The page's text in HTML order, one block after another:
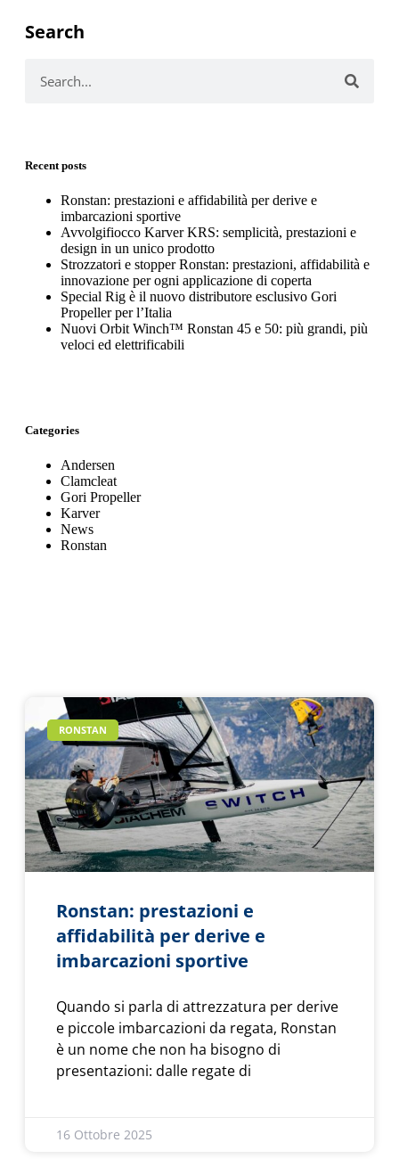
Search
Recent posts
Ronstan: prestazioni e affidabilità per derive e
imbarcazioni sportive
Avvolgifiocco Karver KRS: semplicità, prestazioni e
design in un unico prodotto
Strozzatori e stopper Ronstan: prestazioni, affidabilità e
innovazione per ogni applicazione di coperta
Special Rig è il nuovo distributore esclusivo Gori
Propeller per l’Italia
Nuovi Orbit Winch™ Ronstan 45 e 50: più grandi, più
veloci ed elettrificabili
Categories
Andersen
Clamcleat
Gori Propeller
Karver
News
Ronstan
RONSTAN
Ronstan: prestazioni e
affidabilità per derive e
imbarcazioni sportive
Quando si parla di attrezzatura per derive
e piccole imbarcazioni da regata, Ronstan
è un nome che non ha bisogno di
presentazioni: dalle regate di
16 Ottobre 2025